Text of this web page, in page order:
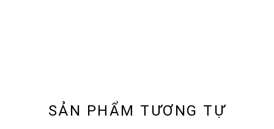
SẢN PHẨM TƯƠNG TỰ